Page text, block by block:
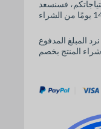
فسنسعد
المبلغ المدفوع